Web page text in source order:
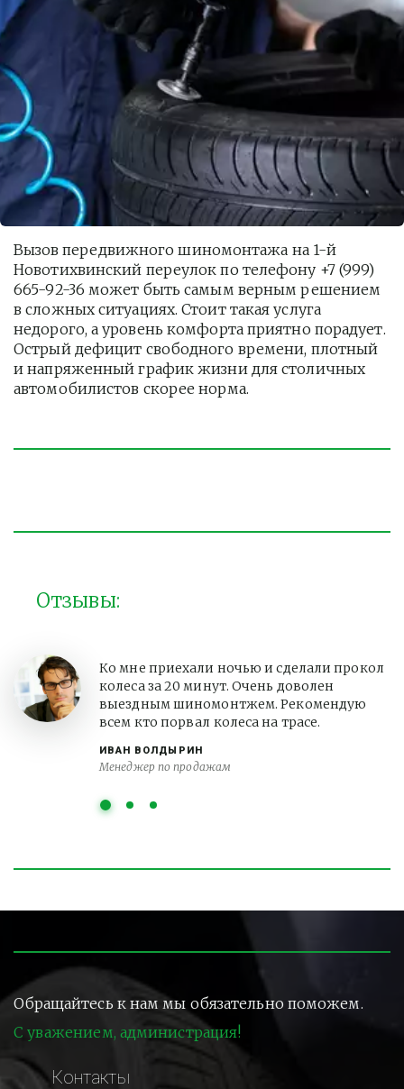
Вызов передвижного шиномонтажа на 1-й
Новотихвинский переулок по телефону +7 (999)
665-92-36 может быть самым верным решением
в сложных ситуациях. Стоит такая услуга
недорого, а уровень комфорта приятно порадует.
Острый дефицит свободного времени, плотный
и напряженный график жизни для столичных
автомобилистов скорее норма.
Отзывы:
ИВАН ВОЛДЫРИН
Менеджер по продажам
Ко мне приехали ночью и сделали прокол
колеса за 20 минут. Очень доволен
выездным шиномонтжем. Рекомендую
всем кто порвал колеса на трасе.
Обращайтесь к нам мы обязательно поможем.
С уважением, администрация!
Контакты